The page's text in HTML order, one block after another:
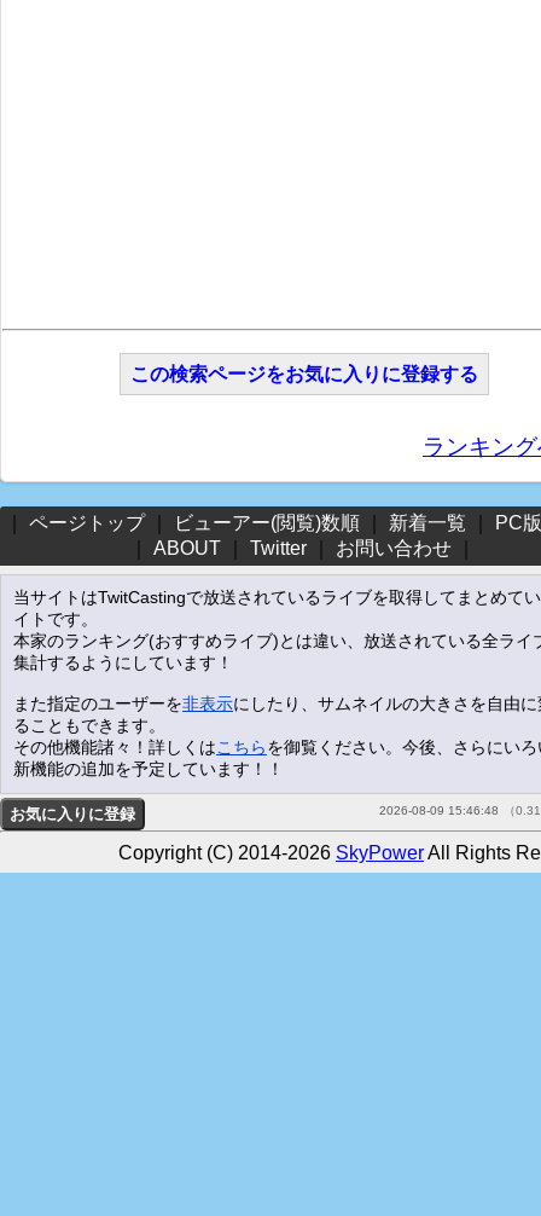
この検索ページをお気に入りに登録する
ランキン
ページトップ｜ ビューアー(閲覧)数順｜ 新着一覧
PC
ABOUT｜ Twitter｜ お問い合わせ｜
当サイトはTwitCastingで放送されているライブを取得してまとめて
イトです。
本家のランキング(おすすめライブ)とは違い、放送されている全ライ
集計するようにしています！
また指定のユーザーを非表示にしたり、サムネイルの大きさを自由
ることもできます。
その他機能諸々！詳しくはこちらを御覧ください。今後、さらにい
新機能の追加を予定しています！！
2026-08-09 15:46:48 （
Copyright (C) 2014-2026 SkyPowerAll Rights